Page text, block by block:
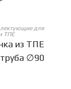
для
ТПЕ
из ТПЕ
∅90